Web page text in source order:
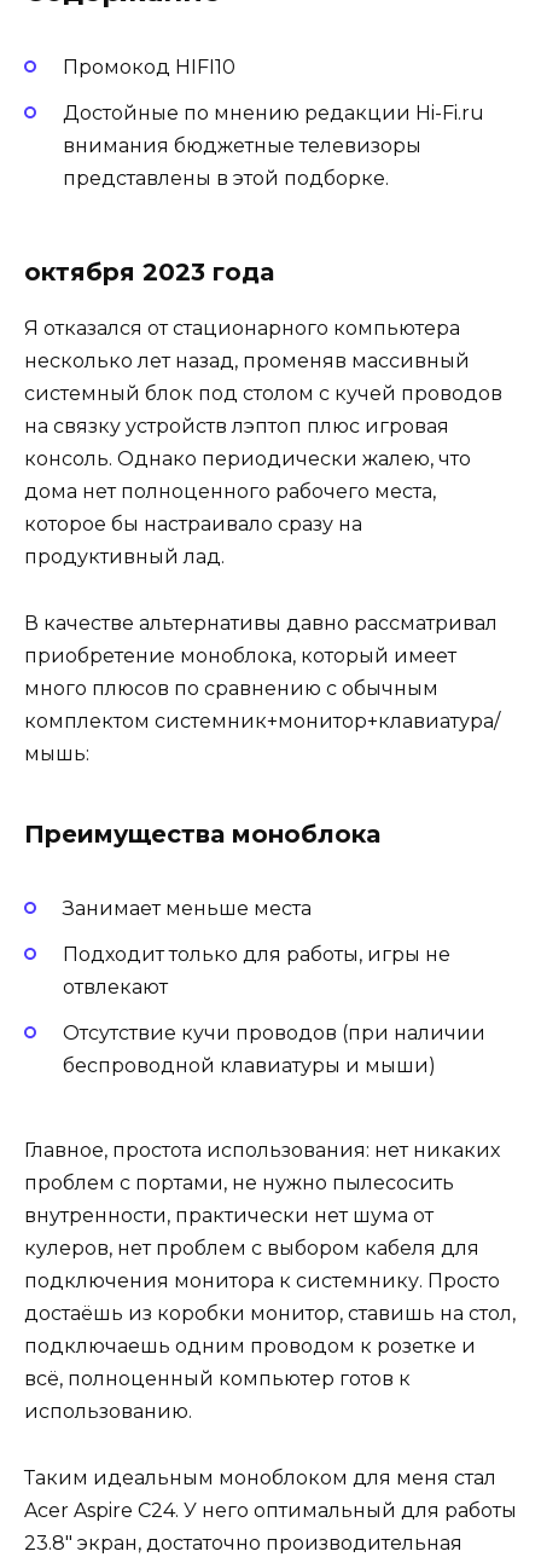
Промокод HIFI10
Достойные по мнению редакции Hi-Fi.ru
внимания бюджетные телевизоры
представлены в этой подборке.
октября 2023 года
Я отказался от стационарного компьютера
несколько лет назад, променяв массивный
системный блок под столом с кучей проводов
на связку устройств лэптоп плюс игровая
консоль. Однако периодически жалею, что
дома нет полноценного рабочего места,
которое бы настраивало сразу на
продуктивный лад.
В качестве альтернативы давно рассматривал
приобретение моноблока, который имеет
много плюсов по сравнению с обычным
комплектом системник+монитор+клавиатура/
мышь:
Преимущества моноблока
Занимает меньше места
Подходит только для работы, игры не
отвлекают
Отсутствие кучи проводов (при наличии
беспроводной клавиатуры и мыши)
Главное, простота использования: нет никаких
проблем с портами, не нужно пылесосить
внутренности, практически нет шума от
кулеров, нет проблем с выбором кабеля для
подключения монитора к системнику. Просто
достаёшь из коробки монитор, ставишь на стол,
подключаешь одним проводом к розетке и
всё, полноценный компьютер готов к
использованию.
Таким идеальным моноблоком для меня стал
Acer Aspire C24. У него оптимальный для работы
23.8″ экран, достаточно производительная